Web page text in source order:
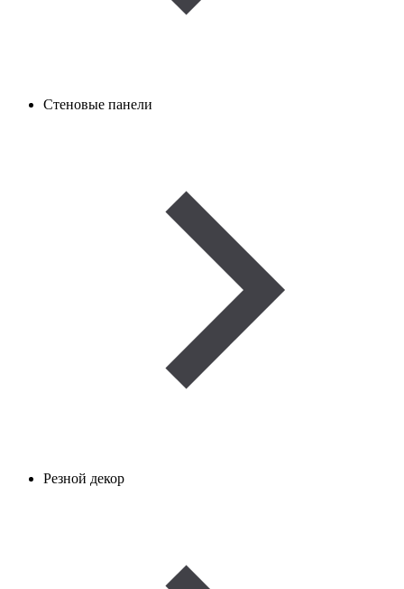
Стеновые панели
Резной декор